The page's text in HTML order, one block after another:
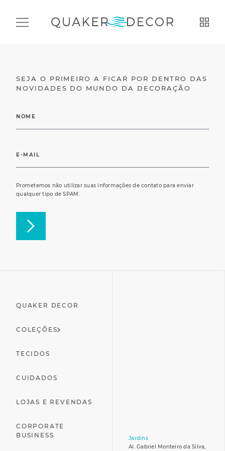
SEJA O PRIMEIRO A FICAR POR DENTRO DAS
NOVIDADES DO MUNDO DA DECORAÇÃO
Prometemos não utilizar suas informações de contato para enviar
qualquer tipo de SPAM.
QUAKER DECOR
COLEÇÕES
TECIDOS
CUIDADOS
LOJAS E REVENDAS
CORPORATE
BUSINESS
Jardins
Al. Gabriel Monteiro da Silva,